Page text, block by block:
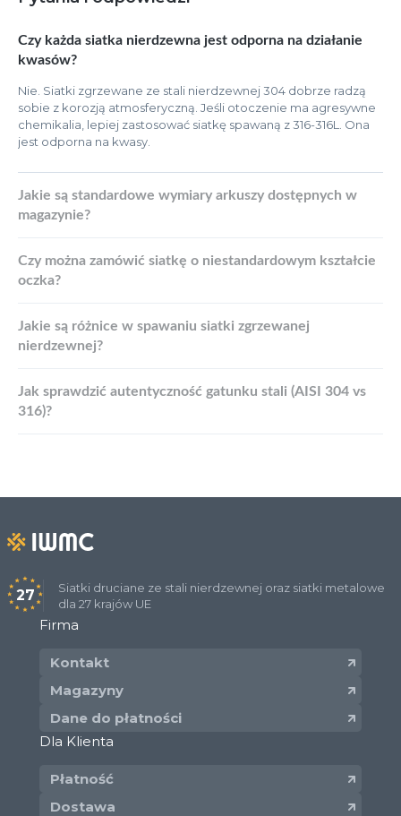
Czy każda siatka nierdzewna jest odporna na działanie
kwasów?
Nie. Siatki zgrzewane ze stali nierdzewnej 304 dobrze radzą
sobie z korozją atmosferyczną. Jeśli otoczenie ma agresywne
chemikalia, lepiej zastosować siatkę spawaną z 316-316L. Ona
jest odporna na kwasy.
Jakie są standardowe wymiary arkuszy dostępnych w
magazynie?
Czy można zamówić siatkę o niestandardowym kształcie
oczka?
Jakie są różnice w spawaniu siatki zgrzewanej
nierdzewnej?
Jak sprawdzić autentyczność gatunku stali (AISI 304 vs
316)?
27
Siatki druciane ze stali nierdzewnej oraz siatki metalowe
dla 27 krajów UE
Firma
Kontakt
Magazyny
Dane do płatności
Dla Klienta
Płatność
Dostawa